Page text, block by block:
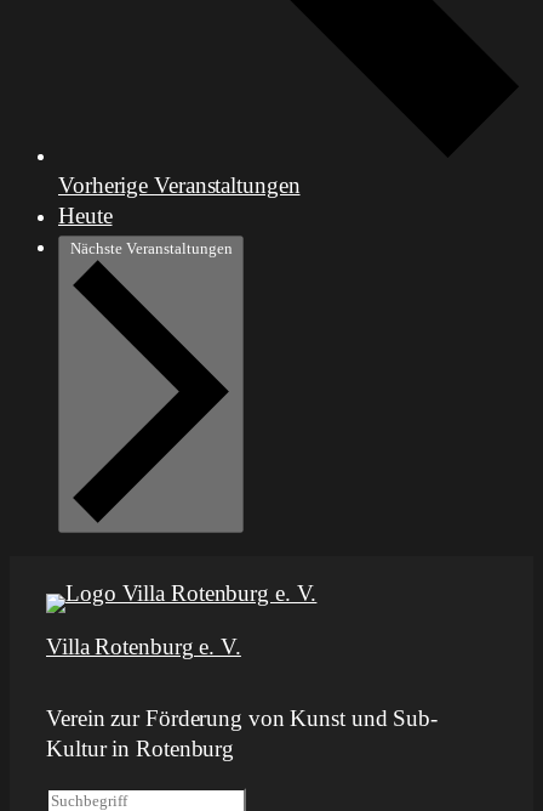
VorherigeVeranstaltungen
Heute
Nächste Veranstaltungen
Villa Rotenburg e. V.
Verein zur Förderung von Kunst und Sub-
Kultur in Rotenburg
S